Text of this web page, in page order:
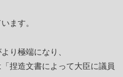
ます。
り極端になり、
捏造文書によって大臣に議員